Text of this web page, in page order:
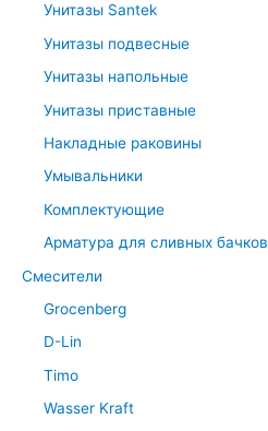
Унитазы Santek
Унитазы подвесные
Унитазы напольные
Унитазы приставные
Накладные раковины
Умывальники
Комплектующие
Арматура для сливных бачков
Смесители
Grocenberg
D-Lin
Timo
Wasser Kraft